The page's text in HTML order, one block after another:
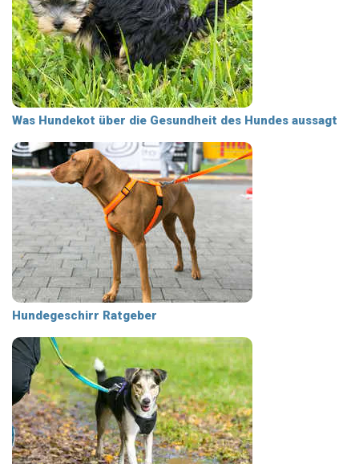
Was Hundekot über die Gesundheit des Hundes aussagt
Hundegeschirr Ratgeber